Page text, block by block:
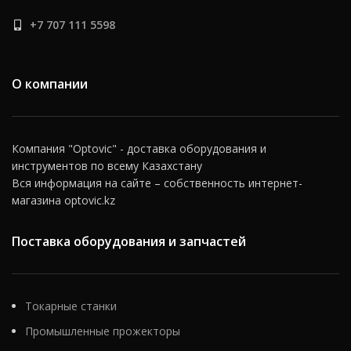
+7 707 111 5598
О компании
Компания "Optovic" - доставка оборудования и
инструментов по всему Казахстану
Вся информация на сайте – собственность интернет-
магазина optovic.kz
Поставка оборудования и запчастей
Токарные станки
Промышленные прожекторы